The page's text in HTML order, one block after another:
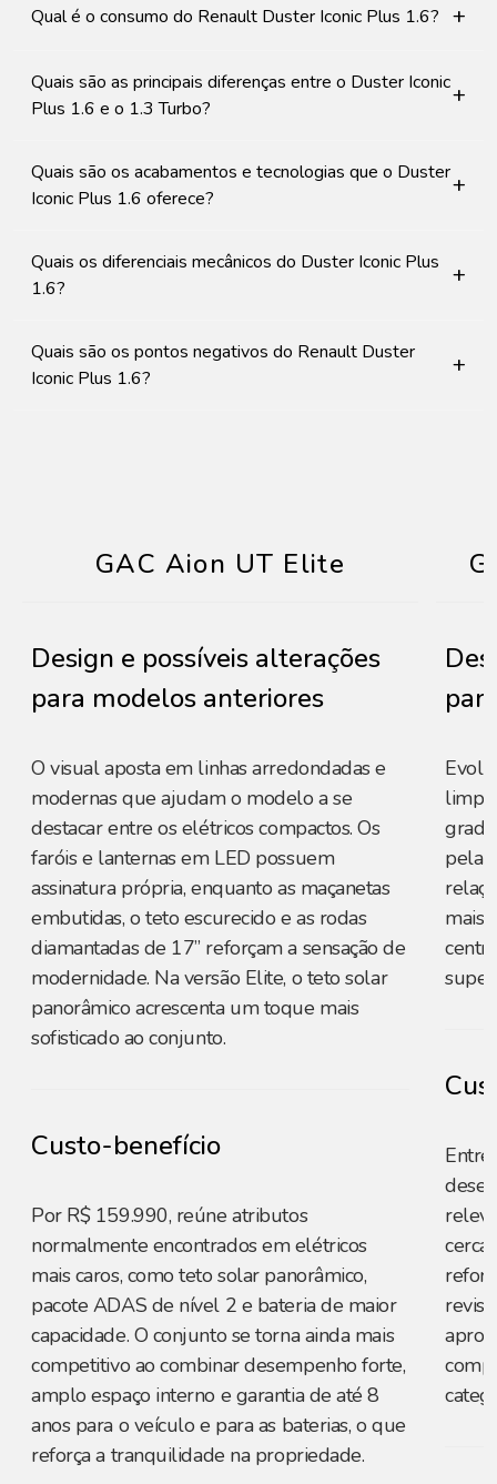
Qual é o consumo do Renault Duster Iconic Plus 1.6? +
Quais são as principais diferenças entre o Duster Iconic
Plus 1.6 e o 1.3 Turbo?
+
Quais são os acabamentos e tecnologias que o Duster
Iconic Plus 1.6 oferece?
+
Quais os diferenciais mecânicos do Duster Iconic Plus
1.6?
+
Quais são os pontos negativos do Renault Duster
Iconic Plus 1.6?
+
GAC Aion UT Elite
Design e possíveis alterações
para modelos anteriores
O visual aposta em linhas arredondadas e
modernas que ajudam o modelo a se
destacar entre os elétricos compactos. Os
faróis e lanternas em LED possuem
assinatura própria, enquanto as maçanetas
embutidas, o teto escurecido e as rodas
diamantadas de 17” reforçam a sensação de
modernidade. Na versão Elite, o teto solar
panorâmico acrescenta um toque mais
sofisticado ao conjunto.
Custo-benefício
Por R$ 159.990, reúne atributos
normalmente encontrados em elétricos
mais caros, como teto solar panorâmico,
pacote ADAS de nível 2 e bateria de maior
capacidade. O conjunto se torna ainda mais
competitivo ao combinar desempenho forte,
amplo espaço interno e garantia de até 8
anos para o veículo e para as baterias, o que
reforça a tranquilidade na propriedade.
limpa
pela
mais
cerca